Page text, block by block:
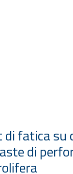
di fatica su
di